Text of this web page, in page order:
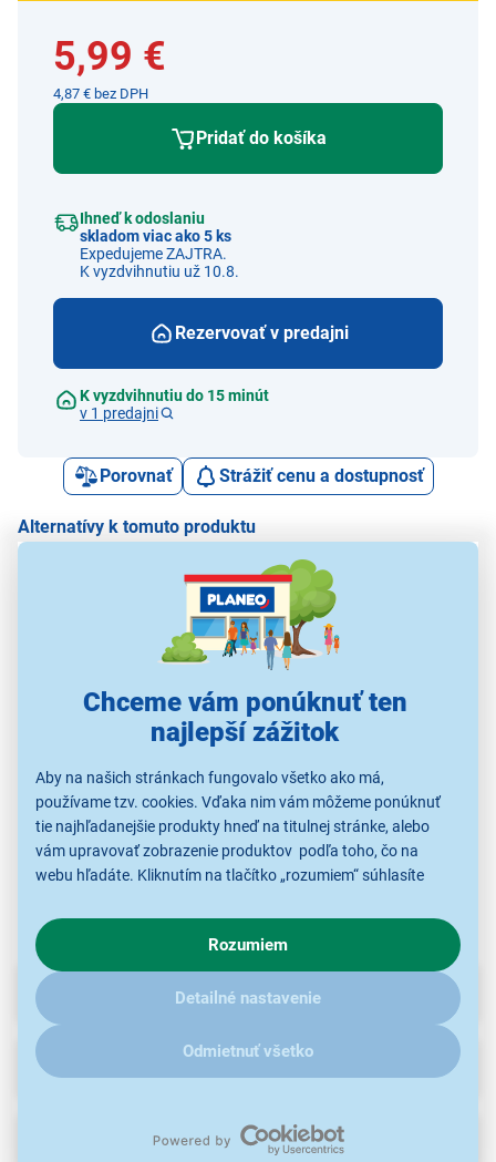
Chceme vám ponúknuť ten
najlepší zážitok
Aby na našich stránkach fungovalo všetko ako má,
používame tzv. cookies. Vďaka nim vám môžeme ponúknuť
tie najhľadanejšie produkty hneď na titulnej stránke, alebo
vám upravovať zobrazenie produktov podľa toho, čo na
webu hľadáte. Kliknutím na tlačítko „rozumiem“ súhlasíte
o chovaní na webe pre zobrazovaní cielených reklám.
V prípade že vás zaujímajú detaily, ako u nás s cookies a
ďalšími údaji pracujeme, kliknitesem.
Rozumiem
Detailné nastavenie
Odmietnuť všetko
5,99 €
4,87 € bez DPH
Pridať do košíka
Ihneď k odoslaniu
skladom viac ako 5 ks
Expedujeme ZAJTRA.
K vyzdvihnutiu už 10.8.
Rezervovať v predajni
K vyzdvihnutiu do 15 minút
v 1 predajni
Porovnať Strážiť cenu a dostupnosť
Alternatívy k tomuto produktu
Príslušenstvo k
5,99 €
Príslušenstvo k
vysávačom
Príslušenstvo k
vysávačom
Parametre
Recenzie (1)
Na stiahnutie